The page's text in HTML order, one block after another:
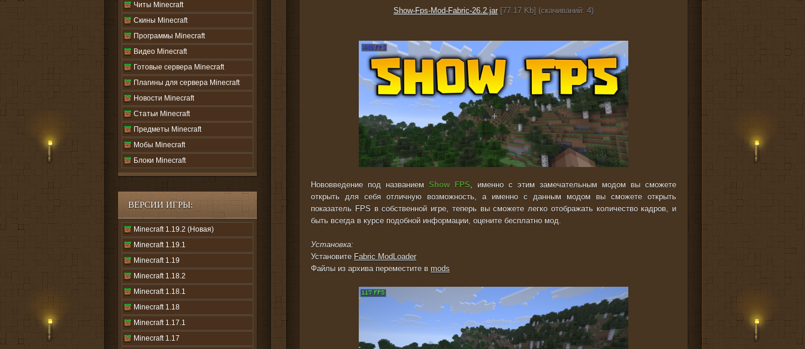
Читы Minecraft
Скины Minecraft
Программы Minecraft
Видео Minecraft
Готовые сервера Minecraft
Плагины для сервера Minecraft
Новости Minecraft
Статьи Minecraft
Предметы Minecraft
Мобы Minecraft
Блоки Minecraft
ВЕРСИИ ИГРЫ:
Minecraft 1.19.2 (Новая)
Minecraft 1.19.1
Minecraft 1.19
Minecraft 1.18.2
Minecraft 1.18.1
Minecraft 1.18
Minecraft 1.17.1
Minecraft 1.17
Show-Fps-Mod-Fabric-26.2.jar [77.17 Kb] (cкачиваний: 4)
Нововведение под названием Show FPS, именно с этим замечательным модом вы сможете
открыть для себя отличную возможность, а именно с данным модом вы сможете открыть
показатель FPS в собственной игре, теперь вы сможете легко отображать количество кадров, и
быть всегда в курсе подобной информации, оцените бесплатно мод.
Установка:
Установите Fabric ModLoader
Файлы из архива переместите в mods